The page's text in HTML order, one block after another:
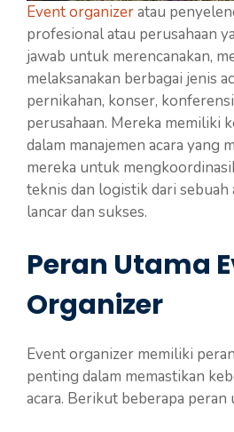
Event organizeratau
profesional atau perusahaan
jawab untuk merencanakan,
melaksanakan berbagai jenis
pernikahan, konser,
perusahaan. Mereka memiliki
dalam manajemen acara yang
mereka untuk
teknis dan logistik dari sebuah
lancar dan sukses.
Peran Utama
Organizer
Event organizer memiliki
penting dalam memastikan
acara. Berikut beberapa peran